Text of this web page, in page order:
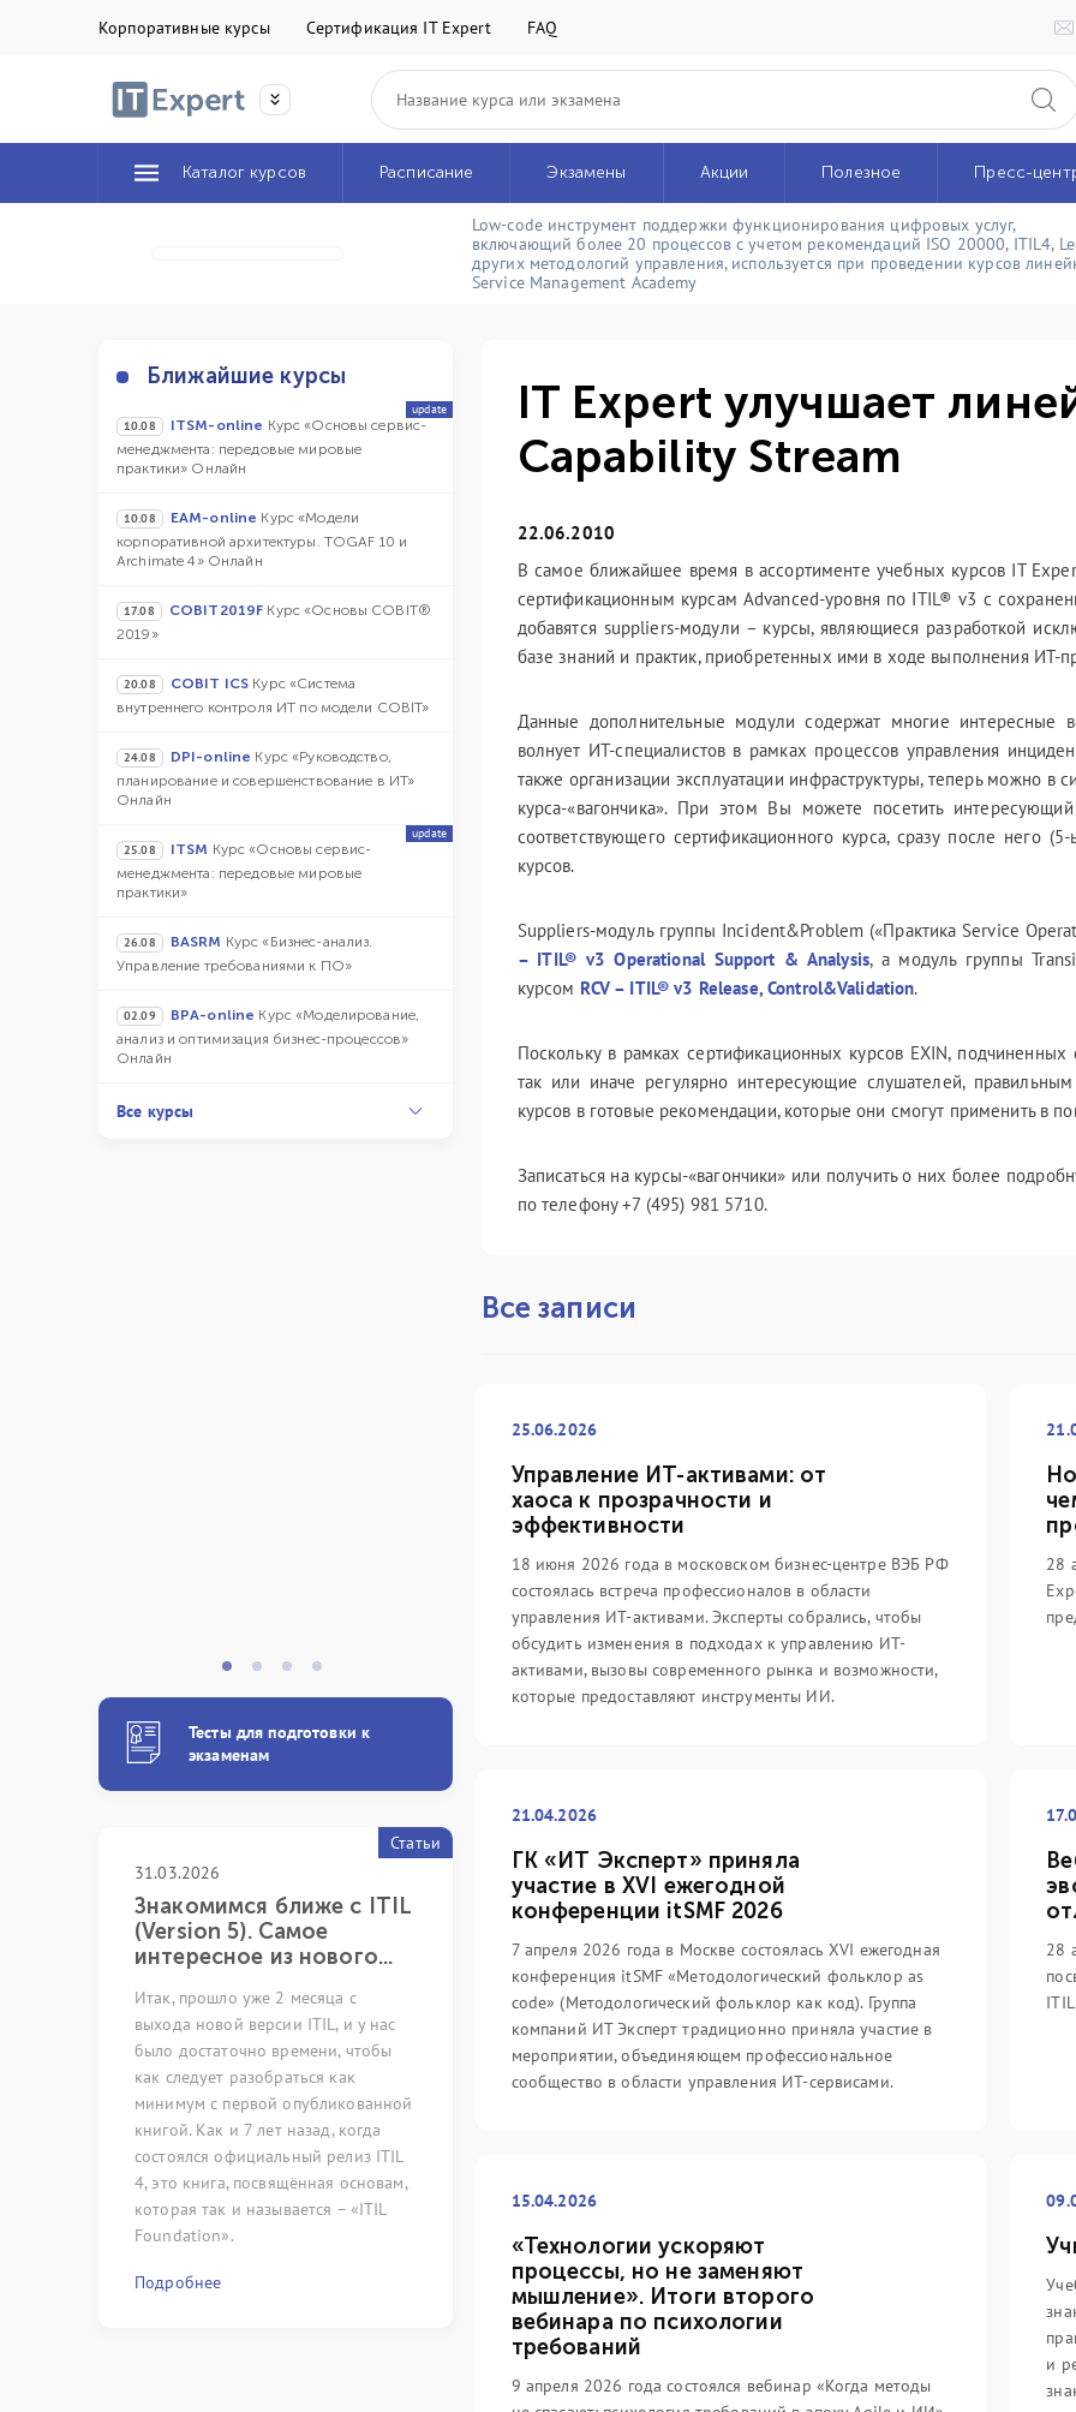
Корпоративные курсы Сертификация IT Expert FAQ
Каталог курсов Расписание Экзамены Акции Полезное Пресс-
Low-code инструмент поддержки функционирования цифровых услуг,
включающий более 20 процессов с учетом рекомендаций ISO 20000, ITIL4,
других методологий управления, используется при проведении курсов
Service Management Academy
Ближайшие курсы
10.08 ITSM-online Курс «Основы сервис-
менеджмента: передовые мировые
практики» Онлайн
update
10.08 EAM-online Курс «Модели
корпоративной архитектуры. TOGAF 10 и
Archimate 4» Онлайн
17.08 COBIT2019F Курс «Основы COBIT®
2019»
20.08 COBIT ICS Курс «Система
внутреннего контроля ИТ по модели COBIT»
24.08 DPI-online Курс «Руководство,
планирование и совершенствование в ИТ»
Онлайн
25.08 ITSM Курс «Основы сервис-
менеджмента: передовые мировые
практики»
update
26.08 BASRM Курс «Бизнес-анализ.
Управление требованиями к ПО»
02.09 BPA-online Курс «Моделирование,
анализ и оптимизация бизнес-процессов»
Онлайн
Все курсы
Тесты для подготовки к
экзаменам
Статьи
31.03.2026
Знакомимся ближе с ITIL
(Version 5). Самое
интересное из нового...
Итак, прошло уже 2 месяца с
выхода новой версии ITIL, и у нас
было достаточно времени, чтобы
как следует разобраться как
минимум с первой опубликованной
книгой. Как и 7 лет назад, когда
состоялся официальный релиз ITIL
4, это книга, посвящённая основам,
которая так и называется – «ITIL
Foundation».
Подробнее
05.03.2024
Непрерывность ИТ-услуг
как искусство
возможного...
Много лет реализуя проекты в
сфере обеспечения непрерывности
ИТ-услуг и проводя обучение
профильных специалистов,
области менеджмента.
Подробнее
14.05.2022
Цифровой путь с
начинается!...
Группа компаний IT Expert
выпустила отечественную систему
сертификации специалистов с
линейкой соответствующих
IT Expert улучшает
Capability Stream
22.06.2010
В самое ближайшее время в ассортименте учебных курсов IT
сертификационным курсам Advanced-уровня по ITIL® v3 с
добавятся suppliers-модули – курсы, являющиеся разработкой
базе знаний и практик, приобретенных ими в ходе выполнения ИТ-
Данные дополнительные модули содержат многие интересные
волнует ИТ-специалистов в рамках процессов управления
также организации эксплуатации инфраструктуры, теперь можно в
курса-«вагончика». При этом Вы можете посетить
соответствующего сертификационного курса, сразу после него
курсов.
Suppliers-модуль группы Incident&Problem («Практика Service
– ITIL® v3 Operational Support & Analysis, а модуль группы
курсом RCV – ITIL® v3 Release, Control&Validation.
Поскольку в рамках сертификационных курсов EXIN,
так или иначе регулярно интересующие слушателей,
курсов в готовые рекомендации, которые они смогут применить в
Записаться на курсы-«вагончики» или получить о них более
по телефону +7 (495) 981 5710.
Все записи
25.06.2026
Управление ИТ-активами: от
хаоса к прозрачности и
эффективности
18 июня 2026 года в московском бизнес-центре ВЭБ РФ
состоялась встреча профессионалов в области
управления ИТ-активами. Эксперты собрались, чтобы
обсудить изменения в подходах к управлению ИТ-
активами, вызовы современного рынка и возможности,
которые предоставляют инструменты ИИ.
28
21.04.2026
ГК «ИТ Эксперт» приняла
участие в XVI ежегодной
конференции itSMF 2026
7 апреля 2026 года в Москве состоялась XVI ежегодная
конференция itSMF «Методологический фольклор as
code» (Методологический фольклор как код). Группа
компаний ИТ Эксперт традиционно приняла участие в
мероприятии, объединяющем профессиональное
сообщество в области управления ИТ-сервисами.
28
15.04.2026
«Технологии ускоряют
процессы, но не заменяют
мышление». Итоги второго
вебинара по психологии
требований
9 апреля 2026 года состоялся вебинар «Когда методы
и